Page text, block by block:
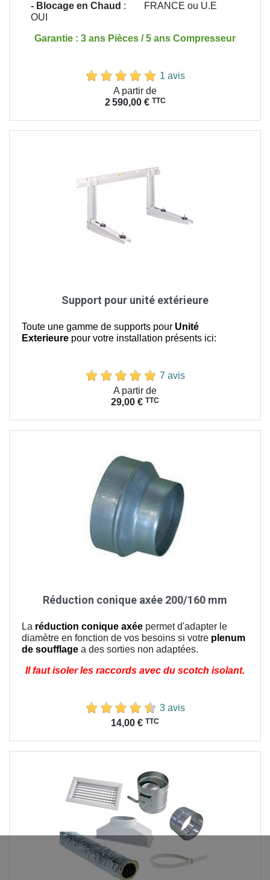
- Blocage en Chaud :
OUI
FRANCE ou U.E
Garantie : 3 ans Pièces / 5 ans Compresseur
1 avis
A partir de
2 590,00 € TTC
Support pour unité extérieure
Toute une gamme de supports pour Unité
Exterieure pour votre installation présents ici:
7 avis
A partir de
29,00 € TTC
Réduction conique axée 200/160 mm
La réduction conique axée permet d'adapter le
diamètre en fonction de vos besoins si votre plenum
de soufflage a des sorties non adaptées.
Il faut isoler les raccords avec du scotch isolant.
3 avis
14,00 € TTC